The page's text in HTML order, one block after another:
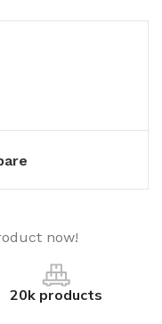
now!
20k products